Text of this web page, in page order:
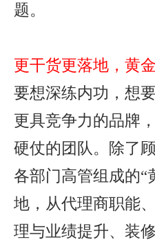
题。
更干货更落地，黄
要想深练内功，想
更具竞争力的品牌
硬仗的团队。除了
各部门高管组成的“
地，从代理商职能
理与业绩提升、装